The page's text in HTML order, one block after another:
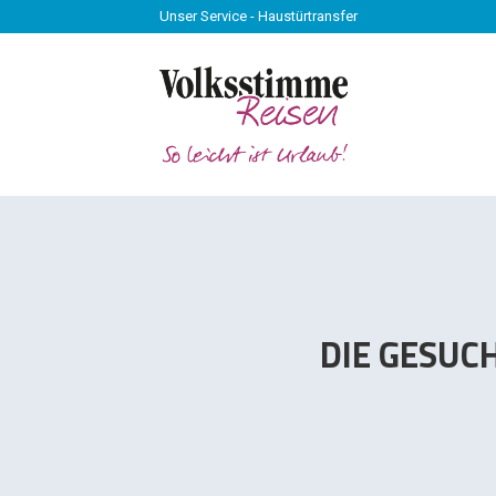
Unser Service - Haustürtransfer
Unser Service - Haustürtransfer
DIE